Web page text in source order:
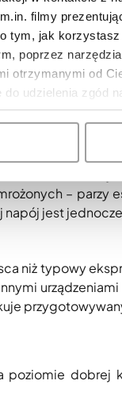
filmy
tym, jak
poprzez
otrzymanymi od
udzielenia zgód
kaw –
użytkownika.
mleka
bez
i kawy,
z mlekiem.
i
– parzy
napój jest
niż typowy
dobrej